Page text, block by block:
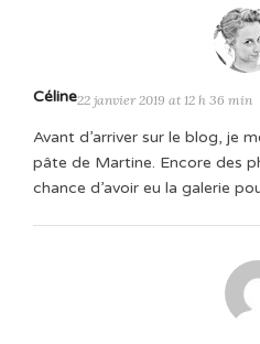
Céline22 janvier 2019 at 12 h 36 min
Avant d’arriver sur le blog, je
pâte de Martine. Encore des
chance d’avoir eu la galerie